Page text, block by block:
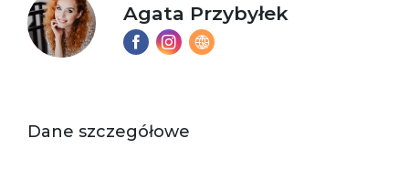
Agata Przybyłek
Dane szczegółowe